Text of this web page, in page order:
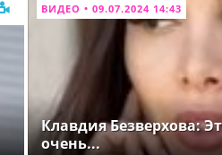
ВИДЕО • 09.07.2024 14:43
Клавдия Безверхова:
очень...